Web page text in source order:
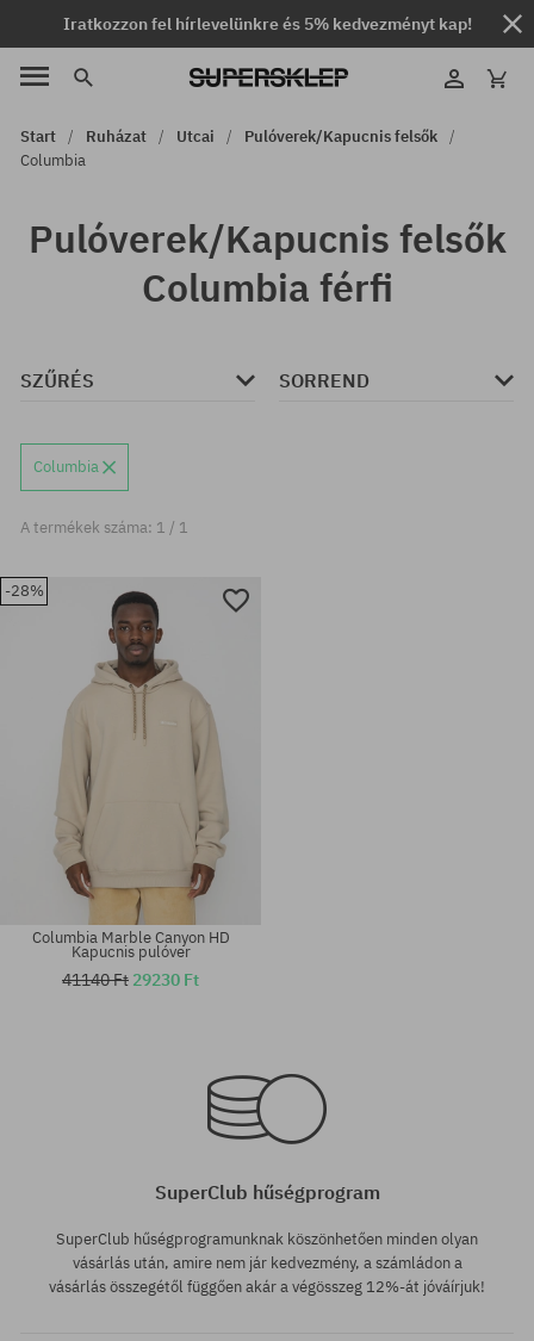
Iratkozzon fel hírlevelünkre és 5% kedvezményt kap!
Start Ruházat Utcai
Pulóverek/Kapucnis felsők
Columbia
Pulóverek/Kapucnis felsők
Columbia férfi
SZŰRÉS SORREND
Columbia
A termékek száma: 1 / 1
-28%
Columbia Marble Canyon HD
Kapucnis pulóver
41140 Ft 29230 Ft
SuperClub hűségprogram
SuperClub hűségprogramunknak köszönhetően minden olyan
vásárlás után, amire nem jár kedvezmény, a számládon a
vásárlás összegétől függően akár a végösszeg 12%-át jóváírjuk!